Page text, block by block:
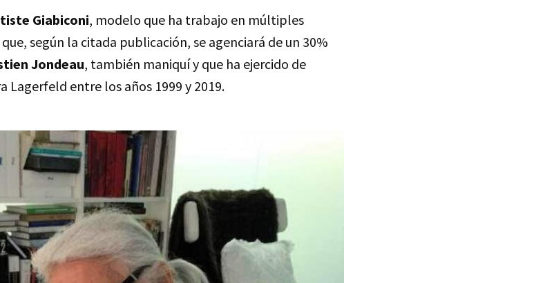
Giabiconi, modelo que ha trabajo en múltiples
según la citada publicación, se agenciará de un 30%
Jondeau, también maniquí y que ha ejercido de
Lagerfeld entre los años 1999 y 2019.